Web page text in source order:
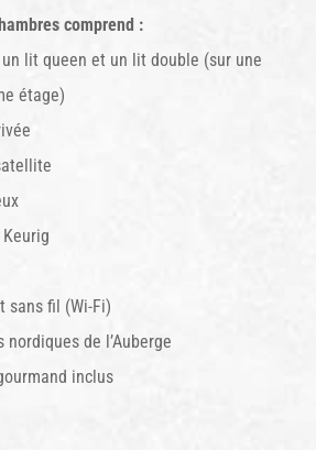
comprend :
lit queen et un lit double (sur une
étage)
sans fil (Wi-Fi)
nordiques de l’Auberge
inclus